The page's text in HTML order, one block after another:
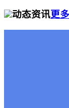
动态资讯更多